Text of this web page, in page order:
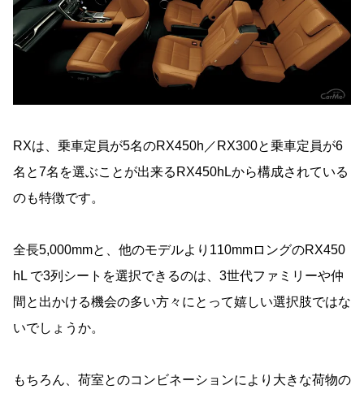
RXは、乗車定員が5名のRX450h／RX300と乗車定員が6
名と7名を選ぶことが出来るRX450hLから構成されている
のも特徴です。
全長5,000mmと、他のモデルより110mmロングのRX450
hL で3列シートを選択できるのは、3世代ファミリーや仲
間と出かける機会の多い方々にとって嬉しい選択肢ではな
いでしょうか。
もちろん、荷室とのコンビネーションにより大きな荷物の